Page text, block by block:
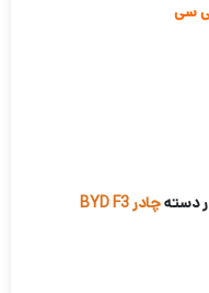
چادر BYD F3